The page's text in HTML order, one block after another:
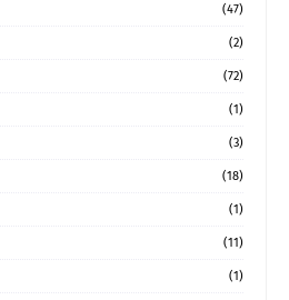
(47)
(2)
(72)
(1)
(3)
(18)
(1)
(11)
(1)